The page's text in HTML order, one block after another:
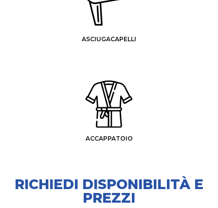
ASCIUGACAPELLI
ACCAPPATOIO
RICHIEDI DISPONIBILITÀ E
PREZZI